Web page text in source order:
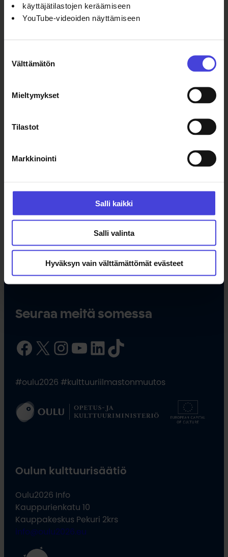
käyttäjätilastojen keräämiseen
YouTube-videoiden näyttämiseen
valinta
Välttämätön
Mieltymykset
Tilastot
Markkinointi
Salli kaikki
Salli valinta
Hyväksyn vain välttämättömät evästeet
Uimarannantie 34, 91600 Utajärvi
Jätkänpuiston uimaranta, 89600
Seuraa meitä somessa
Facebook X InstagramYouTube LinkedIn TikTok
#oulu2026 #kulttuuriilmastonmuutos
Oulun kulttuurisäätiö
Oulu2026 Info
Kauppurienkatu 10
Kauppakeskus Pekuri 2krs
info@oulu2026.eu